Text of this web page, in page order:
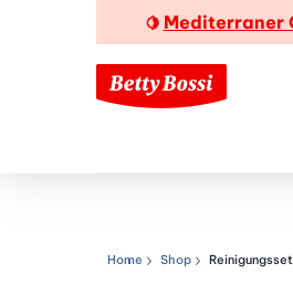
🍋 Mediterraner
Navigationspfad
Home Shop